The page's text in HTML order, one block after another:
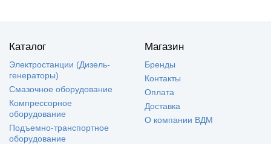
Каталог
Электростанции (Дизель-
генераторы)
Смазочное оборудование
Компрессорное
оборудование
Подъемно-транспортное
оборудование
Магазин
Бренды
Контакты
Оплата
Доставка
О компании ВДМ